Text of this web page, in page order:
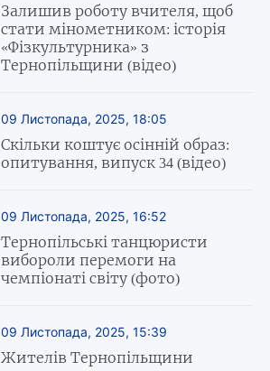
Залишив роботу вчителя, щоб
стати мінометником: історія
«Фізкультурника» з
Тернопільщини (відео)
09 Листопада, 2025, 18:05
Скільки коштує осінній образ:
опитування, випуск 34 (відео)
09 Листопада, 2025, 16:52
Тернопільські танцюристи
вибороли перемоги на
чемпіонаті світу (фото)
09 Листопада, 2025, 15:39
Жителів Тернопільщини